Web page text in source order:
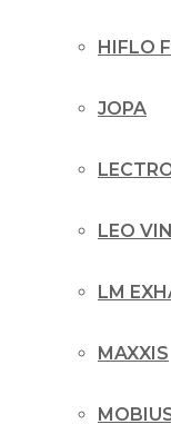
HIFLO
JOPA
LEO
LM
MAXXIS